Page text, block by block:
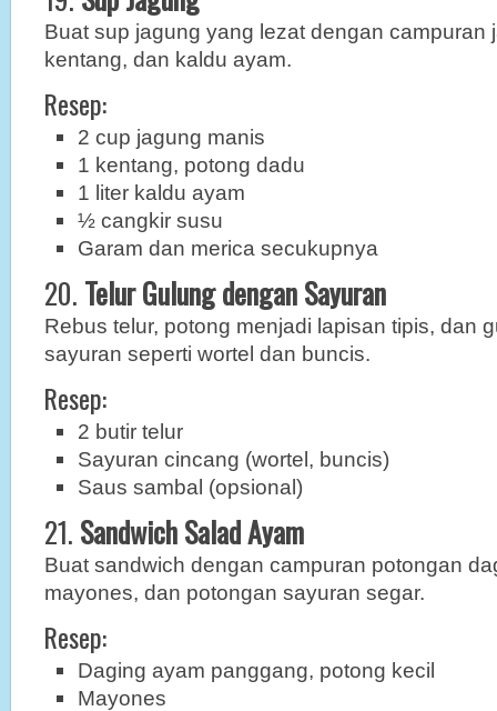
Buat sup jagung yang lezat dengan campuran
kentang, dan kaldu ayam.
Resep:
2 cup jagung manis
1 kentang, potong dadu
1 liter kaldu ayam
½ cangkir susu
Garam dan merica secukupnya
20. Telur Gulung dengan Sayuran
Rebus telur, potong menjadi lapisan tipis, dan
sayuran seperti wortel dan buncis.
Resep:
2 butir telur
Sayuran cincang (wortel, buncis)
Saus sambal (opsional)
21. Sandwich Salad Ayam
Buat sandwich dengan campuran potongan
mayones, dan potongan sayuran segar.
Resep:
Daging ayam panggang, potong kecil
Mayones